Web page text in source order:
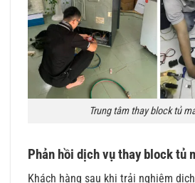
Trung tâm thay block tủ
Phản hồi dịch vụ thay block tủ
Khách hàng sau khi trải nghiệm